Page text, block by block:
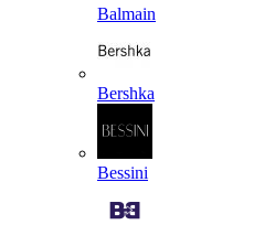
Balmain
Bershka
Bessini